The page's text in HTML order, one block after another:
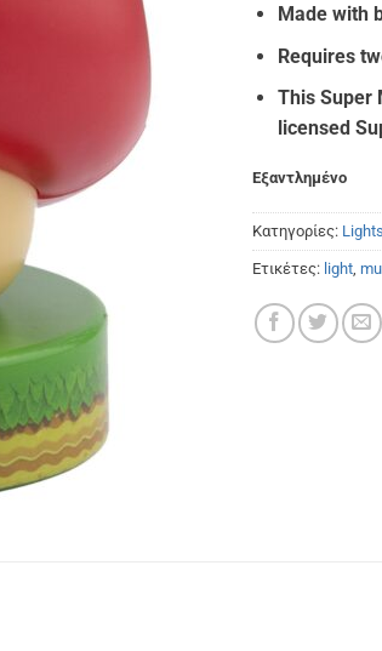
Made with
Requires
This Super
licensed
Εξαντλημένο
Κατηγορίες: Lights
Ετικέτες: light